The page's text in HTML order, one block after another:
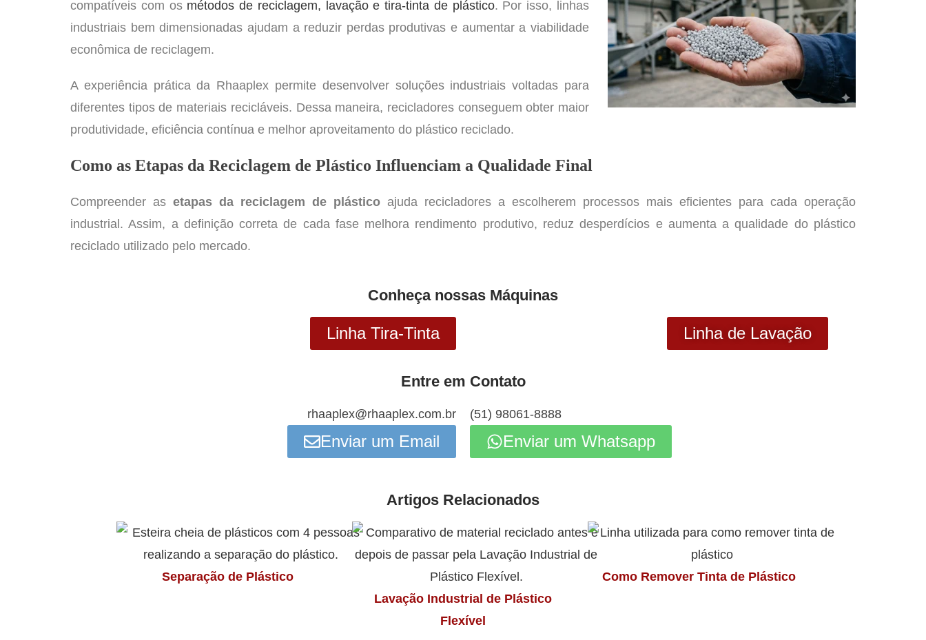
compatíveis com os métodos de reciclagem, lavação e tira-tinta de plástico. Por isso, linhas
industriais bem dimensionadas ajudam a reduzir perdas produtivas e aumentar a viabilidade
econômica de reciclagem.
A experiência prática da Rhaaplex permite desenvolver soluções industriais voltadas para
diferentes tipos de materiais recicláveis. Dessa maneira, recicladores conseguem obter maior
produtividade, eficiência contínua e melhor aproveitamento do plástico reciclado.
Como as Etapas da Reciclagem de Plástico Influenciam a Qualidade Final
Compreender as etapas da reciclagem de plástico ajuda recicladores a escolherem processos mais eficientes para cada operação
industrial. Assim, a definição correta de cada fase melhora rendimento produtivo, reduz desperdícios e aumenta a qualidade do plástico
reciclado utilizado pelo mercado.
Conheça nossas Máquinas
Linha Tira-Tinta Linha de Lavação
Entre em Contato
rhaaplex@rhaaplex.com.br
Enviar um Email
(51) 98061-8888
Enviar um Whatsapp
Artigos Relacionados
Separação de Plástico
Lavação Industrial de Plástico
Flexível
Como Remover Tinta de Plástico